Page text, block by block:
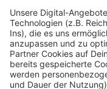
Anzeige